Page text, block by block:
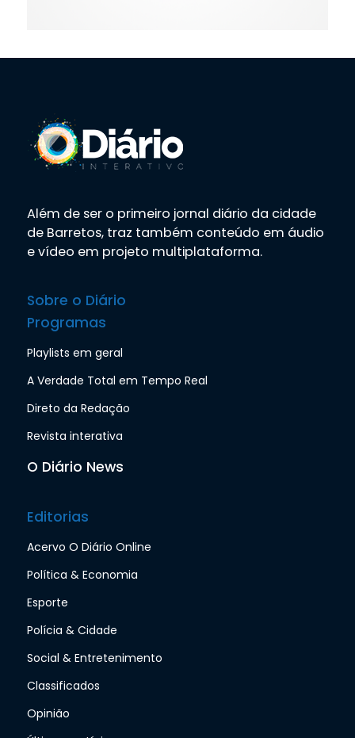
Além de ser o primeiro jornal diário da cidade
de Barretos, traz também conteúdo em áudio
e vídeo em projeto multiplataforma.
Sobre o Diário
Programas
Playlists em geral
A Verdade Total em Tempo Real
Direto da Redação
Revista interativa
O Diário News
Editorias
Acervo O Diário Online
Política & Economia
Esporte
Polícia & Cidade
Social & Entretenimento
Classificados
Opinião